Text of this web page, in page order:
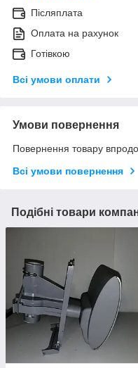
Післяплата
Оплата на рахунок
Готівкою
Всі умови оплати
Умови повернення
Повернення товару
Всі умови повернення
Подібні товари